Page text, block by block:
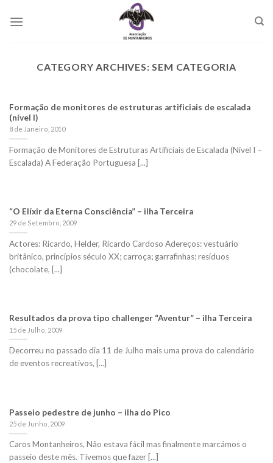
CATEGORY ARCHIVES:SEM CATEGORIA
Formação de monitores de estruturas artificiais de escalada
(nível I)
8 de Janeiro, 2010
Formação de Monitores de Estruturas Artificiais de Escalada (Nível I –
Escalada) A Federação Portuguesa [...]
“O Elíxir da Eterna Consciência” – ilha Terceira
29 de Setembro, 2009
Actores: Ricardo, Helder, Ricardo Cardoso Adereços: vestuário
britânico, princípios século XX; carroça; garrafinhas; resíduos
(chocolate, [...]
Resultados da prova tipo challenger “Aventur” – ilha Terceira
15 de Julho, 2009
Decorreu no passado dia 11 de Julho mais uma prova do calendário
de eventos recreativos, [...]
Passeio pedestre de junho – ilha do Pico
25 de Junho, 2009
Caros Montanheiros, Não estava fácil mas finalmente marcámos o
passeio deste mês. Tivemos que fazer [...]